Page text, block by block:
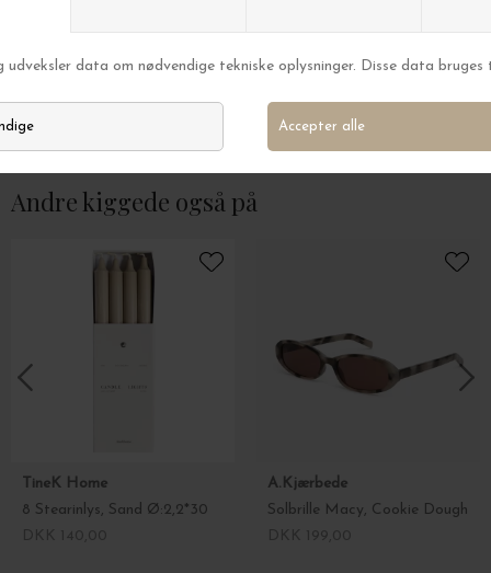
A.Kjærbede
Solbrille Kaya, Striped Horn
DKK 199,00
A.Kjærbede
Solbrille Noah,
Andre kiggede også på
TineK Home
8 Stearinlys, Sand Ø:2,2*30
A.Kjærbede
Solbrille Macy, Cookie Dough